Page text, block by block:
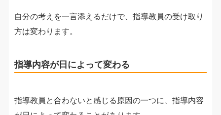
自分の考えを一言添えるだけで、指導教員の受け取り
方は変わります。
指導内容が日によって変わる
指導教員と合わないと感じる原因の一つに、指導内容